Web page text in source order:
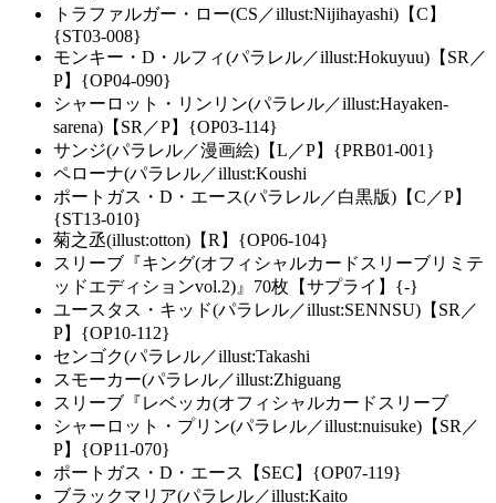
トラファルガー・ロー(CS／illust:Nijihayashi)【C】
{ST03-008}
モンキー・D・ルフィ(パラレル／illust:Hokuyuu)【SR／
P】{OP04-090}
シャーロット・リンリン(パラレル／illust:Hayaken-
sarena)【SR／P】{OP03-114}
サンジ(パラレル／漫画絵)【L／P】{PRB01-001}
ペローナ(パラレル／illust:Koushi
ポートガス・D・エース(パラレル／白黒版)【C／P】
{ST13-010}
菊之丞(illust:otton)【R】{OP06-104}
スリーブ『キング(オフィシャルカードスリーブリミテ
ッドエディションvol.2)』70枚【サプライ】{-}
ユースタス・キッド(パラレル／illust:SENNSU)【SR／
P】{OP10-112}
センゴク(パラレル／illust:Takashi
スモーカー(パラレル／illust:Zhiguang
スリーブ『レベッカ(オフィシャルカードスリーブ
シャーロット・プリン(パラレル／illust:nuisuke)【SR／
P】{OP11-070}
ポートガス・D・エース【SEC】{OP07-119}
ブラックマリア(パラレル／illust:Kaito